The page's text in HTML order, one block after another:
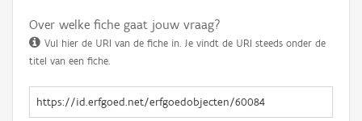
Over welke fiche gaat jouw vraag?
Vul hier de URI van de fiche in. Je vindt de URI steeds onder de
titel van een fiche.